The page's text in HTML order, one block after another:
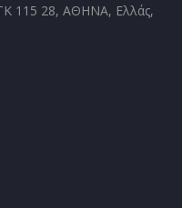
115 28, ΑΘΗΝΑ, Ελλάς,